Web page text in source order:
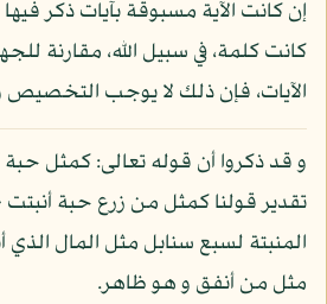
إن كانت الآية مسبوقة بآيات ذكر فيها
كانت كلمة، في سبيل الله، مقارنة
الآيات، فإن ذلك لا يوجب
و قد ذكروا أن قوله تعالى: كمثل حبة
تقدير قولنا كمثل من زرع حبة أنبتت
المنبتة لسبع سنابل مثل المال الذي
مثل من أنفق و هو ظاهر.